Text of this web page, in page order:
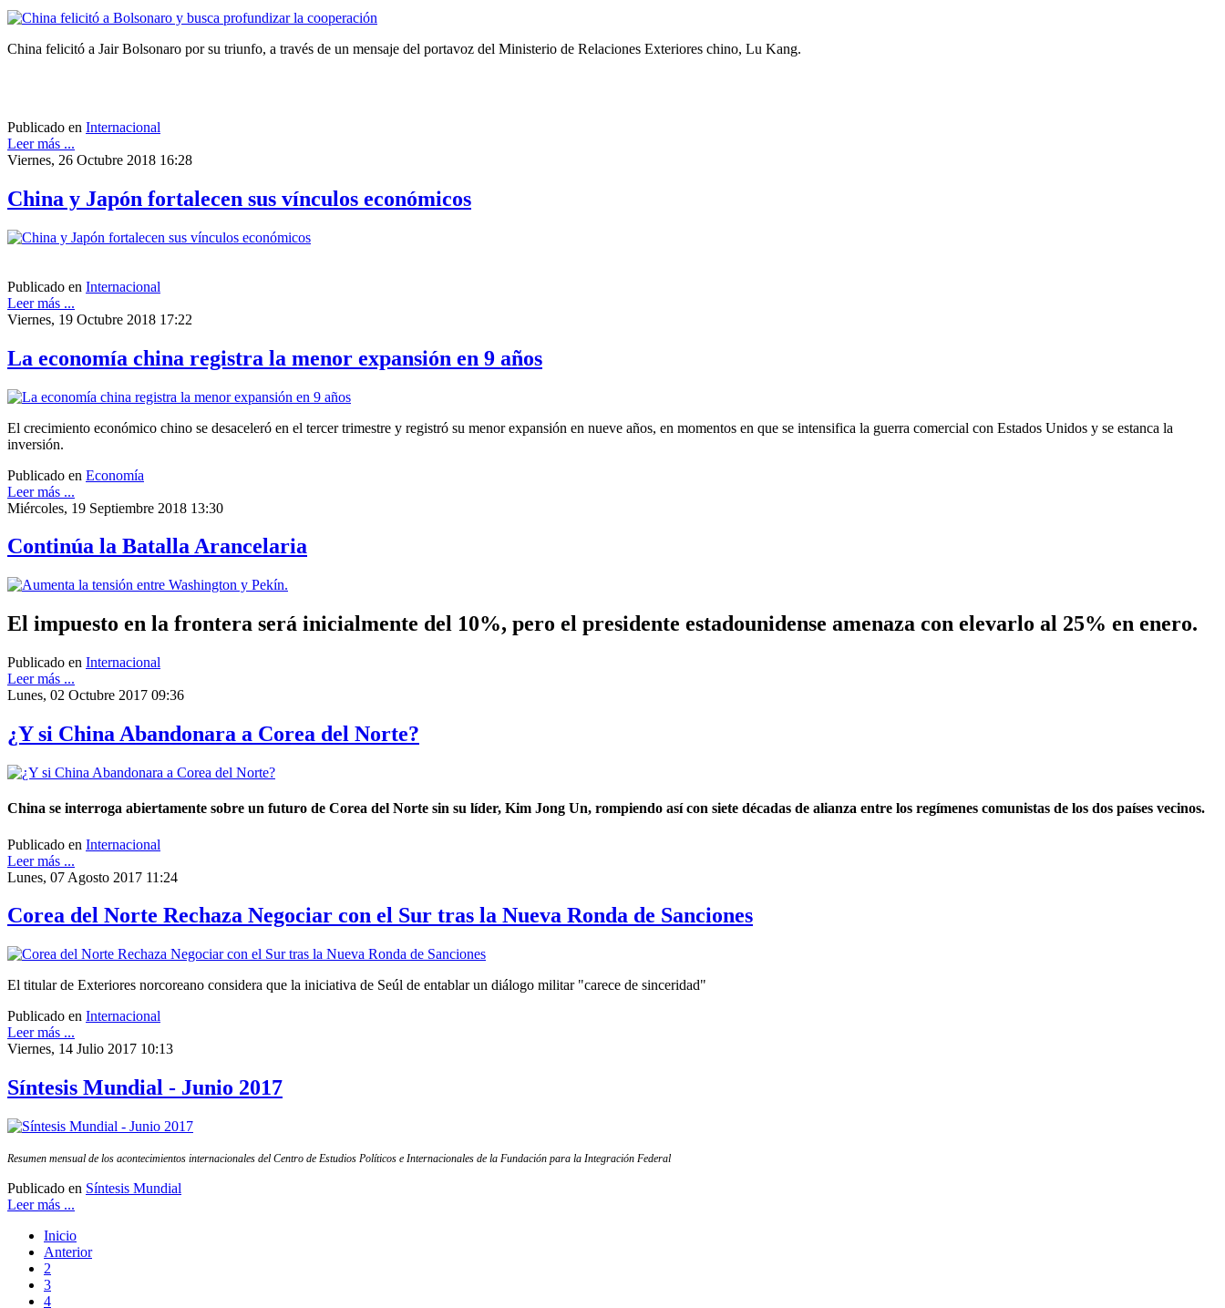
China felicitó a Jair Bolsonaro por su triunfo, a través de un mensaje del portavoz del Ministerio de Relaciones Exteriores chino, Lu Kang.
Publicado en Internacional
Leer más ...
Viernes, 26 Octubre 2018 16:28
China y Japón fortalecen sus vínculos económicos
Publicado en Internacional
Leer más ...
Viernes, 19 Octubre 2018 17:22
La economía china registra la menor expansión en 9 años
El crecimiento económico chino se desaceleró en el tercer trimestre y registró su menor expansión en nueve años, en momentos en que se intensifica la guerra comercial con Estados Unidos y se estanca la
inversión.
Publicado en Economía
Leer más ...
Miércoles, 19 Septiembre 2018 13:30
Continúa la Batalla Arancelaria
El impuesto en la frontera será inicialmente del 10%, pero el presidente estadounidense amenaza con elevarlo al 25% en enero.
Publicado en Internacional
Leer más ...
Lunes, 02 Octubre 2017 09:36
¿Y si China Abandonara a Corea del Norte?
China se interroga abiertamente sobre un futuro de Corea del Norte sin su líder, Kim Jong Un, rompiendo así con siete décadas de alianza entre los regímenes comunistas de los dos países vecinos.
Publicado en Internacional
Leer más ...
Lunes, 07 Agosto 2017 11:24
Corea del Norte Rechaza Negociar con el Sur tras la Nueva Ronda de Sanciones
El titular de Exteriores norcoreano considera que la iniciativa de Seúl de entablar un diálogo militar "carece de sinceridad"
Publicado en Internacional
Leer más ...
Viernes, 14 Julio 2017 10:13
Síntesis Mundial - Junio 2017
Resumen mensual de los acontecimientos internacionales del Centro de Estudios Políticos e Internacionales de la Fundación para la Integración Federal
Publicado en Síntesis Mundial
Leer más ...
Inicio
Anterior
2
3
4